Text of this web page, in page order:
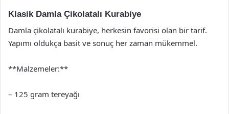
Klasik Damla Çikolatalı Kurabiye
Damla çikolatalı kurabiye, herkesin favorisi olan bir tarif.
Yapımı oldukça basit ve sonuç her zaman mükemmel.
**Malzemeler:**
– 125 gram tereyağı